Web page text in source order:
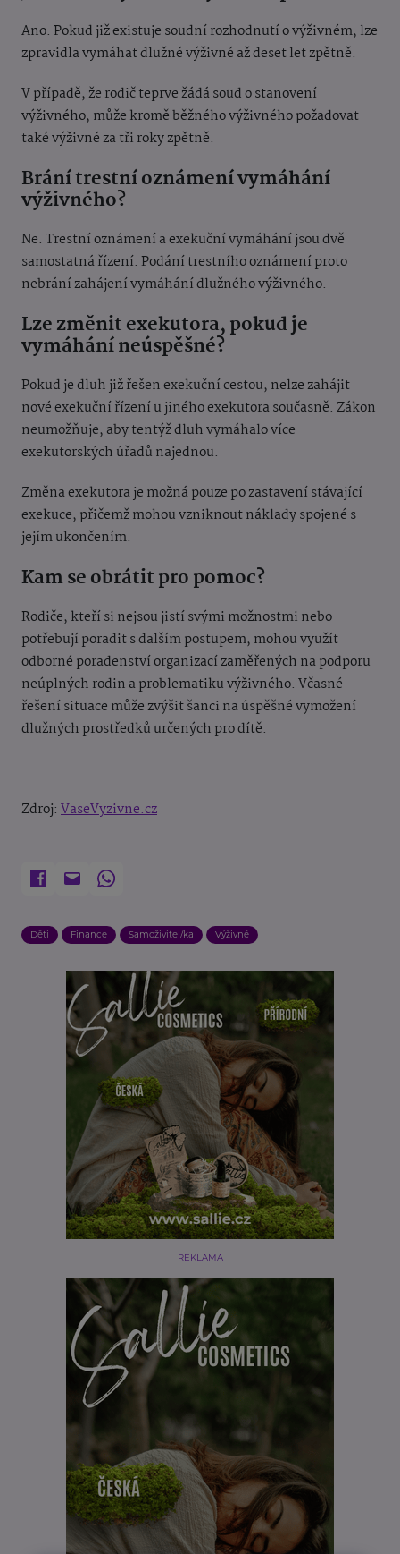
Ano. Pokud již existuje soudní rozhodnutí o výživném, lze
zpravidla vymáhat dlužné výživné až deset let zpětně.
V případě, že rodič teprve žádá soud o stanovení
výživného, může kromě běžného výživného požadovat
také výživné za tři roky zpětně.
Brání trestní oznámení vymáhání
výživného?
Ne. Trestní oznámení a exekuční vymáhání jsou dvě
samostatná řízení. Podání trestního oznámení proto
nebrání zahájení vymáhání dlužného výživného.
Lze změnit exekutora, pokud je
vymáhání neúspěšné?
Pokud je dluh již řešen exekuční cestou, nelze zahájit
nové exekuční řízení u jiného exekutora současně. Zákon
neumožňuje, aby tentýž dluh vymáhalo více
exekutorských úřadů najednou.
Změna exekutora je možná pouze po zastavení stávající
exekuce, přičemž mohou vzniknout náklady spojené s
jejím ukončením.
Kam se obrátit pro pomoc?
Rodiče, kteří si nejsou jistí svými možnostmi nebo
potřebují poradit s dalším postupem, mohou využít
odborné poradenství organizací zaměřených na podporu
neúplných rodin a problematiku výživného. Včasné
řešení situace může zvýšit šanci na úspěšné vymožení
dlužných prostředků určených pro dítě.
Zdroj: VaseVyzivne.cz
Děti Finance Samoživitel/ka Výživné
REKLAMA